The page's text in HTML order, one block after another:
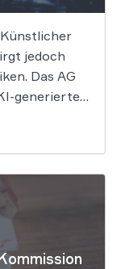
jedoch
Das AG
generierte
von
den